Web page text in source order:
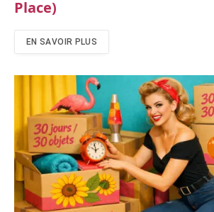
Place)
EN SAVOIR PLUS